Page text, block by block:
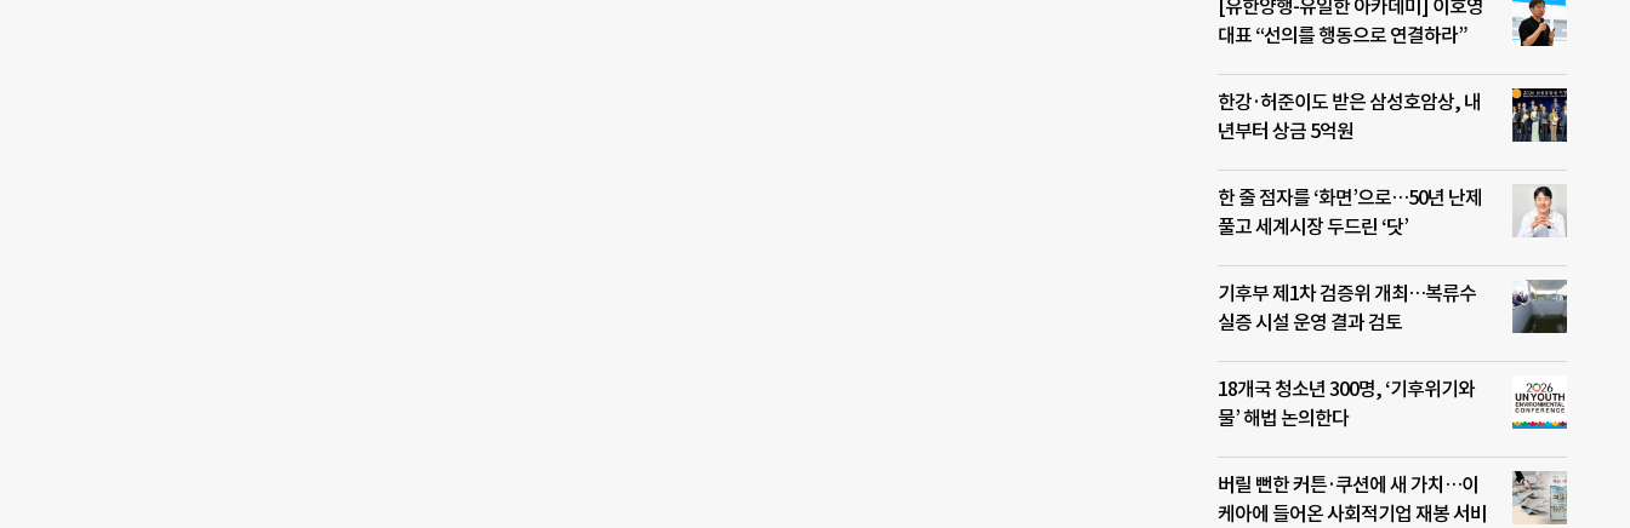
[유한양행-유일한 아카데미] 이호영
대표 “선의를 행동으로 연결하라”
한강·허준이도 받은 삼성호암상, 내
년부터 상금 5억원
한 줄 점자를 ‘화면’으로…50년 난제
풀고 세계시장 두드린 ‘닷’
기후부 제1차 검증위 개최…복류수
실증 시설 운영 결과 검토
18개국 청소년 300명, ‘기후위기와
물’ 해법 논의한다
버릴 뻔한 커튼·쿠션에 새 가치…이
케아에 들어온 사회적기업 재봉 서비